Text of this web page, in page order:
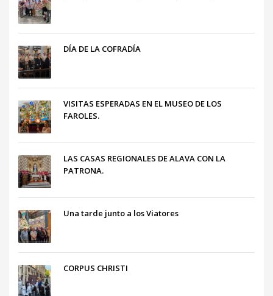
DÍA DE LA COFRADÍA
VISITAS ESPERADAS EN EL MUSEO DE LOS
FAROLES.
LAS CASAS REGIONALES DE ALAVA CON LA
PATRONA.
Una tarde junto a los Viatores
CORPUS CHRISTI